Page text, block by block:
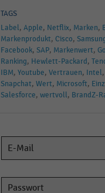
TAGS
Label Apple Netflix Marken
Markenprodukt Cisco
Facebook SAP Markenwert
Ranking Hewlett-Packard
IBM Youtube Vertrauen Intel
Snapchat Wert Microsoft
Salesforce wertvoll BrandZ-